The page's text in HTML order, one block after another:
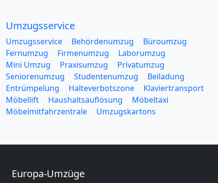
Umzugsservice
Umzugsservice Behördenumzug
Büroumzug
Fernumzug
Firmenumzug
Laborumzug
Mini Umzug
Praxisumzug
Privatumzug
Seniorenumzug
Studentenumzug
Beiladung
Entrümpelung
Halteverbotszone
Klaviertransport
Möbellift
Haushaltsauflösung
Möbeltaxi
Möbelmitfahrzentrale
Umzugskartons
Europa-Umzüge